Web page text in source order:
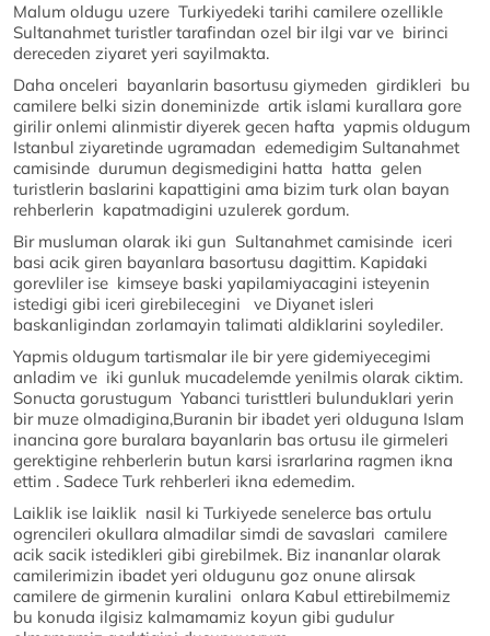
Malum oldugu uzere Turkiyedeki tarihi camilere ozellikle
Sultanahmet turistler tarafindan ozel bir ilgi var ve birinci
dereceden ziyaret yeri sayilmakta.
Daha onceleri bayanlarin basortusu giymeden girdikleri bu
camilere belki sizin doneminizde artik islami kurallara gore
girilir onlemi alinmistir diyerek gecen hafta yapmis oldugum
Istanbul ziyaretinde ugramadan edemedigim Sultanahmet
camisinde durumun degismedigini hatta hatta gelen
turistlerin baslarini kapattigini ama bizim turk olan bayan
rehberlerin kapatmadigini uzulerek gordum.
Bir musluman olarak iki gun Sultanahmet camisinde iceri
basi acik giren bayanlara basortusu dagittim. Kapidaki
gorevliler ise kimseye baski yapilamiyacagini isteyenin
istedigi gibi iceri girebilecegini ve Diyanet isleri
baskanligindan zorlamayin talimati aldiklarini soylediler.
Yapmis oldugum tartismalar ile bir yere gidemiyecegimi
anladim ve iki gunluk mucadelemde yenilmis olarak ciktim.
Sonucta gorustugum Yabanci turisttleri bulunduklari yerin
bir muze olmadigina,Buranin bir ibadet yeri olduguna Islam
inancina gore buralara bayanlarin bas ortusu ile girmeleri
gerektigine rehberlerin butun karsi israrlarina ragmen ikna
ettim . Sadece Turk rehberleri ikna edemedim.
Laiklik ise laiklik nasil ki Turkiyede senelerce bas ortulu
ogrencileri okullara almadilar simdi de savaslari camilere
acik sacik istedikleri gibi girebilmek. Biz inananlar olarak
camilerimizin ibadet yeri oldugunu goz onune alirsak
camilere de girmenin kuralini onlara Kabul ettirebilmemiz
bu konuda ilgisiz kalmamamiz koyun gibi gudulur